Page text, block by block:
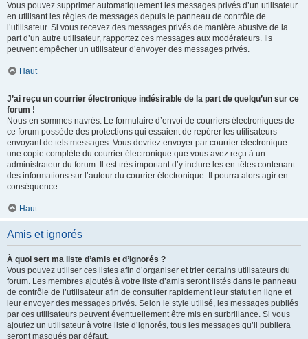
Vous pouvez supprimer automatiquement les messages privés d’un utilisateur
en utilisant les règles de messages depuis le panneau de contrôle de
l’utilisateur. Si vous recevez des messages privés de manière abusive de la
part d’un autre utilisateur, rapportez ces messages aux modérateurs. Ils
peuvent empêcher un utilisateur d’envoyer des messages privés.
Haut
J’ai reçu un courrier électronique indésirable de la part de quelqu’un sur ce
forum !
Nous en sommes navrés. Le formulaire d’envoi de courriers électroniques de
ce forum possède des protections qui essaient de repérer les utilisateurs
envoyant de tels messages. Vous devriez envoyer par courrier électronique
une copie complète du courrier électronique que vous avez reçu à un
administrateur du forum. Il est très important d’y inclure les en-têtes contenant
des informations sur l’auteur du courrier électronique. Il pourra alors agir en
conséquence.
Haut
Amis et ignorés
À quoi sert ma liste d’amis et d’ignorés ?
Vous pouvez utiliser ces listes afin d’organiser et trier certains utilisateurs du
forum. Les membres ajoutés à votre liste d’amis seront listés dans le panneau
de contrôle de l’utilisateur afin de consulter rapidement leur statut en ligne et
leur envoyer des messages privés. Selon le style utilisé, les messages publiés
par ces utilisateurs peuvent éventuellement être mis en surbrillance. Si vous
ajoutez un utilisateur à votre liste d’ignorés, tous les messages qu’il publiera
seront masqués par défaut.